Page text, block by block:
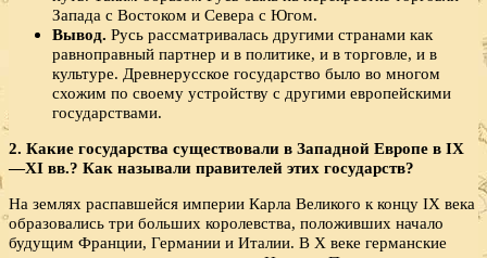
Запада с Востоком и Севера с Югом.
Вывод. Русь рассматривалась другими странами как
равноправный партнер и в политике, и в торговле, и в
культуре. Древнерусское государство было во многом
схожим по своему устройству с другими европейскими
государствами.
2. Какие государства существовали в Западной Европе в IX
—XI вв.? Как называли правителей этих государств?
На землях распавшейся империи Карла Великого к концу IX века
образовались три больших королевства, положивших начало
будущим Франции, Германии и Италии. В X веке германские